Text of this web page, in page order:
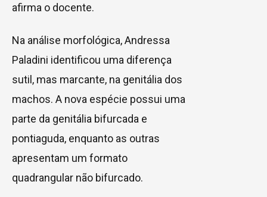
afirma o docente.
Na análise morfológica, Andressa
Paladini identificou uma diferença
sutil, mas marcante, na genitália dos
machos. A nova espécie possui uma
parte da genitália bifurcada e
pontiaguda, enquanto as outras
apresentam um formato
quadrangular não bifurcado.